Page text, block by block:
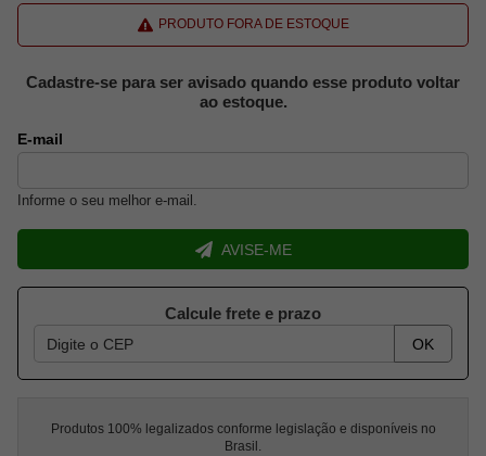
PRODUTO FORA DE ESTOQUE
Cadastre-se para ser avisado quando esse produto voltar
ao estoque.
E-mail
Informe o seu melhor e-mail.
AVISE-ME
Calcule frete e prazo
OK
Produtos 100% legalizados conforme legislação e disponíveis no
Brasil.